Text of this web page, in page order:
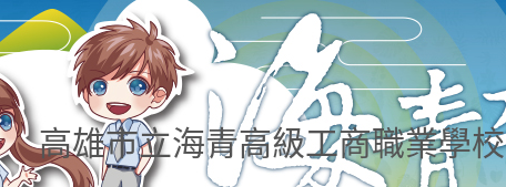
高雄市立海青高級工商職業學校